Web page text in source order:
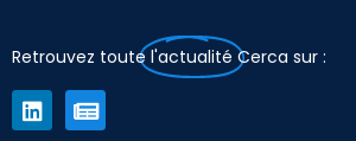
Retrouvez toute l'actualité Cerca sur :